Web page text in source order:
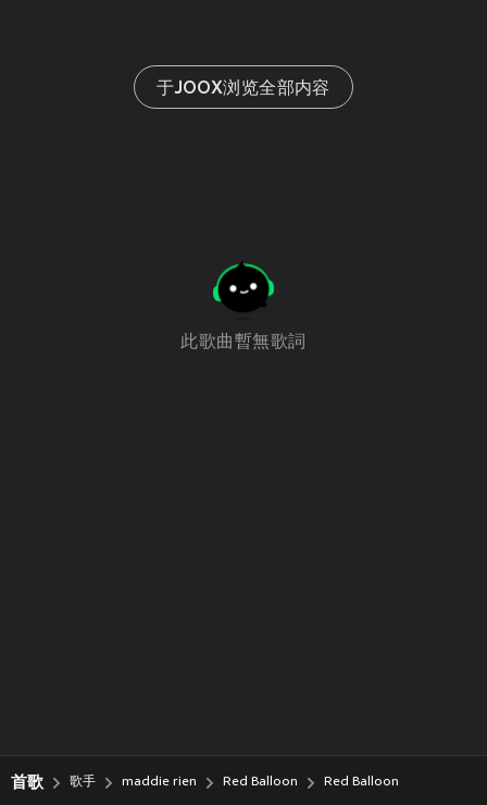
于JOOX浏览全部内容
此歌曲暫無歌詞
首歌 歌手 maddie rien Red Balloon Red Balloon